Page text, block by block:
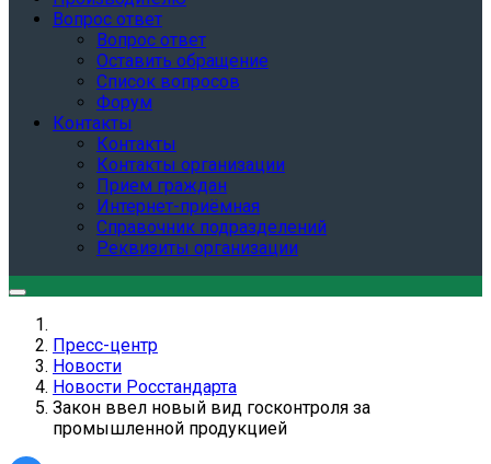
Вопрос ответ
Вопрос ответ
Оставить обращение
Список вопросов
Форум
Контакты
Контакты
Контакты организации
Прием граждан
Интернет-приёмная
Справочник подразделений
Реквизиты организации
Пресс-центр
Новости
Новости Росстандарта
Закон ввел новый вид госконтроля за
промышленной продукцией